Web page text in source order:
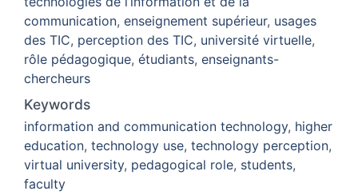
communication, enseignement supérieur, usages
des TIC, perception des TIC, université virtuelle,
rôle pédagogique, étudiants, enseignants-
chercheurs
Keywords
information and communication technology, higher
education, technology use, technology perception,
virtual university, pedagogical role, students,
faculty